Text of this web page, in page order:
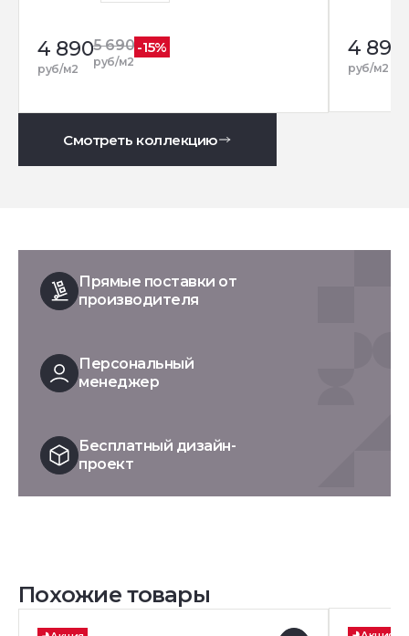
4 890
руб/м2
5 690
руб/м2
-15% 4 890
руб/м2
Смотреть коллекцию
Прямые поставки от
производителя
Персональный
менеджер
Бесплатный дизайн-
проект
Похожие товары